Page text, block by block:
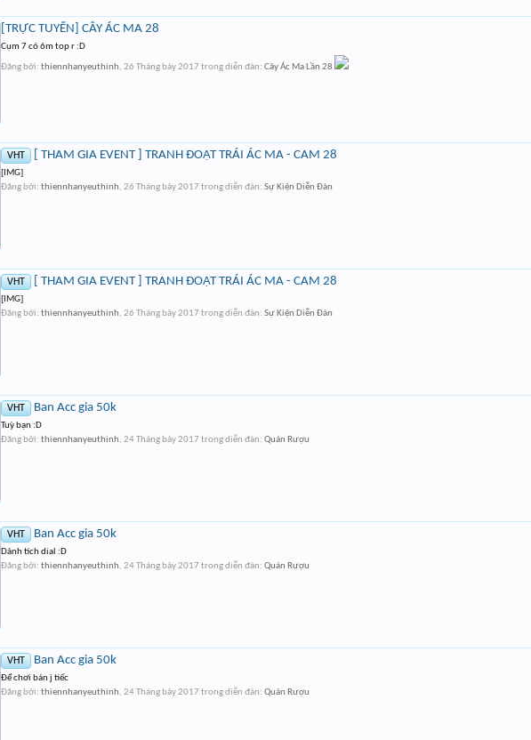
[TRỰC TUYẾN] CÂY ÁC MA 28
Cụm 7 có 6m top r :D
Đăng bởi: thiennhanyeuthinh, 26 Tháng bảy 2017 trong diễn đàn: Cây Ác Ma Lần 28
VHT [ THAM GIA EVENT ] TRANH ĐOẠT TRÁI ÁC MA - CAM 28
[IMG]
Đăng bởi: thiennhanyeuthinh, 26 Tháng bảy 2017 trong diễn đàn: Sự Kiện Diễn Đàn
VHT [ THAM GIA EVENT ] TRANH ĐOẠT TRÁI ÁC MA - CAM 28
[IMG]
Đăng bởi: thiennhanyeuthinh, 26 Tháng bảy 2017 trong diễn đàn: Sự Kiện Diễn Đàn
VHT Ban Acc gia 50k
Tuỳ bạn :D
Đăng bởi: thiennhanyeuthinh, 24 Tháng bảy 2017 trong diễn đàn: Quán Rượu
VHT Ban Acc gia 50k
Dành tích dial :D
Đăng bởi: thiennhanyeuthinh, 24 Tháng bảy 2017 trong diễn đàn: Quán Rượu
VHT Ban Acc gia 50k
Để chơi bán j tiếc
Đăng bởi: thiennhanyeuthinh, 24 Tháng bảy 2017 trong diễn đàn: Quán Rượu